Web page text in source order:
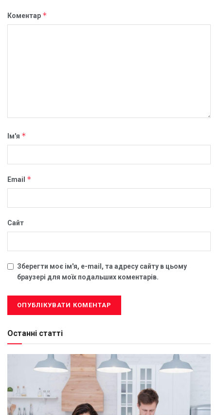
Коментар *
Ім'я *
Email *
Сайт
Зберегти моє ім'я, e-mail, та адресу сайту в цьому
браузері для моїх подальших коментарів.
Останні статті